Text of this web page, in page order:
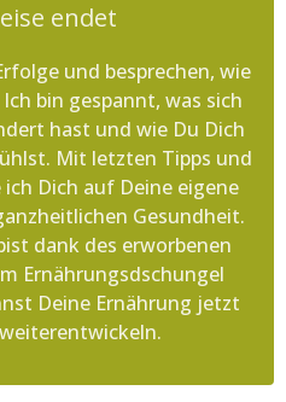
endet
und besprechen, wie
bin gespannt, was sich
hast und wie Du Dich
Mit letzten Tipps und
Dich auf Deine eigene
Gesundheit.
dank des erworbenen
Ernährungsdschungel
Deine Ernährung jetzt